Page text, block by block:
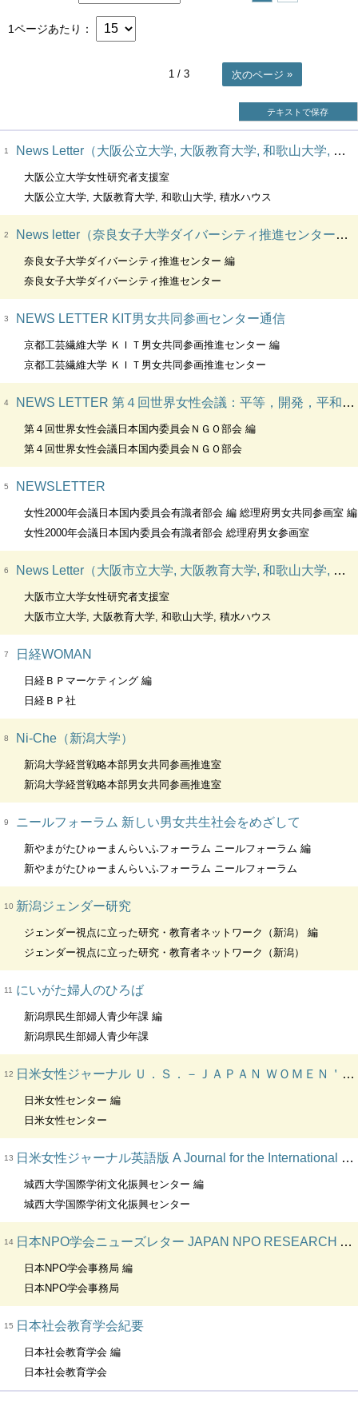
1ページあたり
1 / 3 次のページ
テキストで保存
1 News Letter（大阪公立大学, 大阪教育大学, 和歌山大学, 積水ハウス） 文部科学省科学技術人材育成費補助事業ダイバーシティ研究環境実現イニシアティブ（牽引型）
大阪公立大学女性研究者支援室
大阪公立大学, 大阪教育大学, 和歌山大学, 積水ハウス
2 News letter（奈良女子大学ダイバーシティ推進センター） 奈良から、関西から、女性研究者の支援を牽引 全国に広がれ！ダイバーシティの取組
奈良女子大学ダイバーシティ推進センター 編
奈良女子大学ダイバーシティ推進センター
3 NEWS LETTER KIT男女共同参画センター通信
京都工芸繊維大学 ＫＩＴ男女共同参画推進センター 編
京都工芸繊維大学 ＫＩＴ男女共同参画推進センター
4 NEWS LETTER 第４回世界女性会議：平等，開発，平和への行動（北京）に向けて
第４回世界女性会議日本国内委員会ＮＧＯ部会 編
第４回世界女性会議日本国内委員会ＮＧＯ部会
5 NEWSLETTER
女性2000年会議日本国内委員会有識者部会 編 総理府男女共同参画室 編
女性2000年会議日本国内委員会有識者部会 総理府男女参画室
6 News Letter（大阪市立大学, 大阪教育大学, 和歌山大学, 積水ハウス） 文部科学省学技術人材育成費補助事業 ダイバーシティ研究環境実現イニシアティブ
大阪市立大学女性研究者支援室
大阪市立大学, 大阪教育大学, 和歌山大学, 積水ハウス
7 日経WOMAN
日経ＢＰマーケティング 編
日経ＢＰ社
8 Ni-Che（新潟大学）
新潟大学経営戦略本部男女共同参画推進室
新潟大学経営戦略本部男女共同参画推進室
9 ニールフォーラム 新しい男女共生社会をめざして
新やまがたひゅーまんらいふフォーラム ニールフォーラム 編
新やまがたひゅーまんらいふフォーラム ニールフォーラム
10 新潟ジェンダー研究
ジェンダー視点に立った研究・教育者ネットワーク（新潟） 編
ジェンダー視点に立った研究・教育者ネットワーク（新潟）
11 にいがた婦人のひろば
新潟県民生部婦人青少年課 編
新潟県民生部婦人青少年課
12 日米女性ジャーナル Ｕ．Ｓ．－ＪＡＰＡＮ ＷＯＭＥＮ＇Ｓ ＪＯＵＲＮＡＬ
日米女性センター 編
日米女性センター
13 日米女性ジャーナル英語版 A Journal for the International Exchange of Gender Studies
城西大学国際学術文化振興センター 編
城西大学国際学術文化振興センター
14 日本NPO学会ニューズレター JAPAN NPO RESEARCH ASSOCIATION NEWSLETTER
日本NPO学会事務局 編
日本NPO学会事務局
15 日本社会教育学会紀要
日本社会教育学会 編
日本社会教育学会